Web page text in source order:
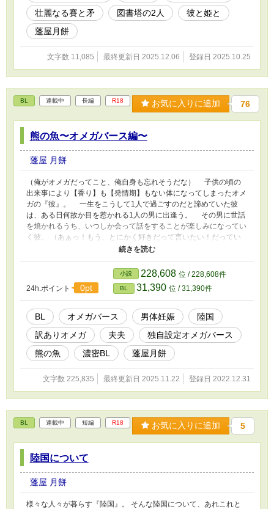
壮麗なる賽と矛
図書塔の2人
彼と姫と
蓬屋月餅
文字数 11,085 最終更新日 2025.12.06 登録日 2025.10.25
BL 連載中 長編 R18 お気に入りに追加 76
熊の魚〜オメガバース編〜
蓬屋 月餅
（俺がオメガだってこと、俺自身も忘れそうだな） 子供の頃の
出来事により【香り】も【発情期】もない体になってしまったオメ
ガの『彼』。 一生をこうして1人で過ごすのだと諦めていた彼
は、ある日何故か目を惹かれる1人の男に出逢う。 その男に世話
を焼かれるうち、いつしか会って話をすることが楽しみになってい
く彼。 （あぁっ！もう、とにかく好きだって言いたい！だってい
つの間にかこんなにも好きになっちゃったんだ） 男がアルファ
は、ある日突然忘れ去っていた自らの【香り】を思い出す。
「え…これ、俺の…」 ※こちらは『熊の魚』のオメガバース編で
す。 ※第3話に暴力的なシーンがございます。苦手な方はご注意く
ださい。
24h.ポイント 0pt
小説 228,608 位 / 228,608件
BL 31,390 位 / 31,390件
BL オメガバース 男体妊娠
陸国
訳ありオメガ
夫夫
独自設定オメガバース
熊の魚
濃密BL 蓬屋月餅
文字数 225,835 最終更新日 2025.11.22 登録日 2022.12.31
BL 連載中 短編 R18 お気に入りに追加 5
陸国について
蓬屋 月餅
様々な人々が暮らす『陸国』。 そんな陸国について、あれこれと